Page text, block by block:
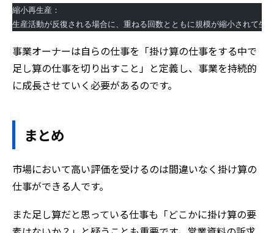
縮小再生産：
生産活動が反復される場合に、重ねる回数とともに規模が縮小されて生
事業オーナーは自らの仕事を「掛け算の仕事をする中で
足し算の仕事を切り出すこと」と定義し、事業を持続的
に成長させていく必要があるのです。
まとめ
市場において高い評価を受けるのは間違いなく掛け算の
仕事ができる人です。
また足し算だと思っている仕事も「どこかに掛け算の要